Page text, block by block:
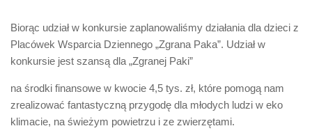
Biorąc udział w konkursie zaplanowaliśmy działania dla dzieci z
Placówek Wsparcia Dziennego „Zgrana Paka”. Udział w
konkursie jest szansą dla „Zgranej Paki”
na środki finansowe w kwocie 4,5 tys. zł, które pomogą nam
zrealizować fantastyczną przygodę dla młodych ludzi w eko
klimacie, na świeżym powietrzu i ze zwierzętami.